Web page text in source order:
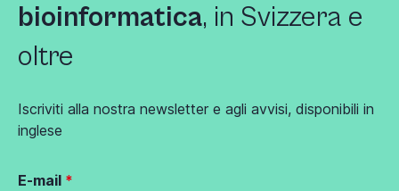
bioinformatica, in Svizzera e
oltre
Iscriviti alla nostra newsletter e agli avvisi, disponibili in
inglese
E-mail